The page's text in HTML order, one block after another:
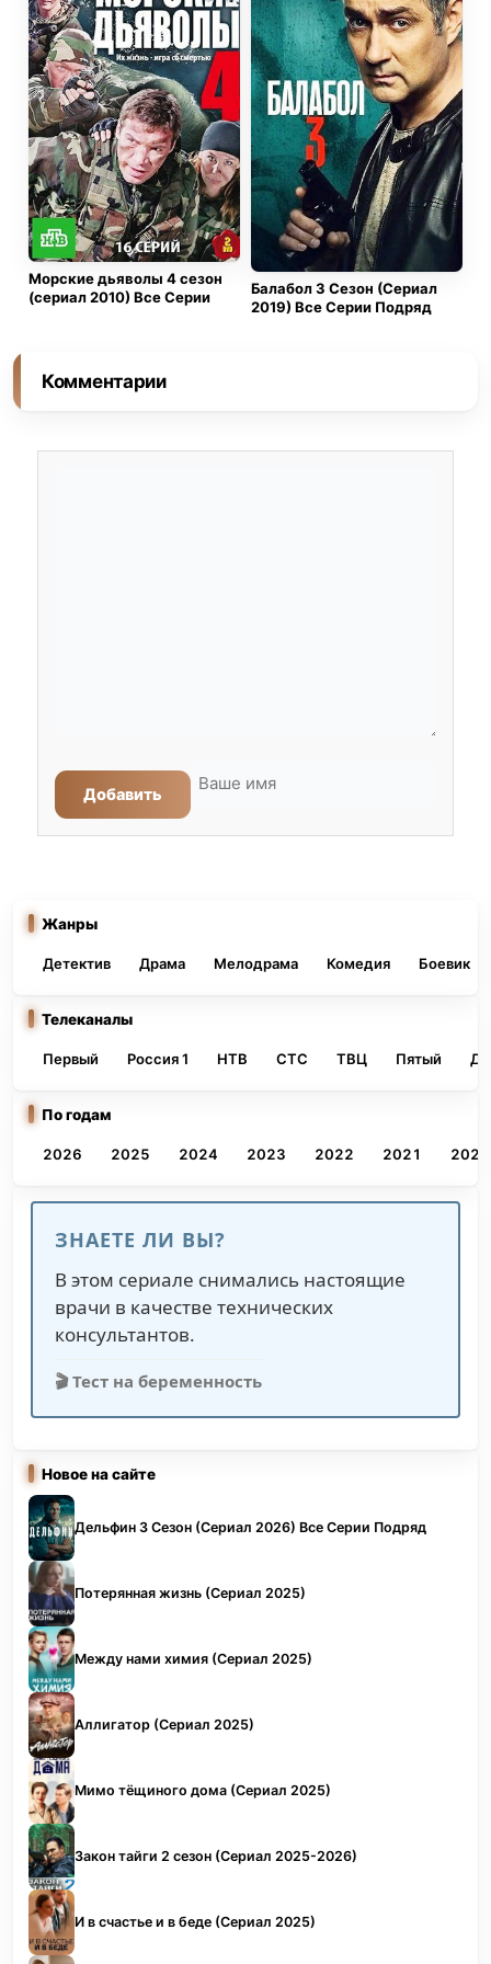
Морские дьяволы 4 сезон
(сериал 2010) Все Серии
Балабол 3 Сезон (Сериал
2019) Все Серии Подряд
Комментарии
Добавить
Жанры
Детектив Драма Мелодрама Комедия Боевик
Телеканалы
Первый Россия 1 НТВ СТС ТВЦ Пятый
По годам
2026 2025 2024 2023 2022 2021 2020
ЗНАЕТЕ ЛИ ВЫ?
В этом сериале снимались настоящие
врачи в качестве технических
консультантов.
🎬 Тест на беременность
Новое на сайте
Дельфин 3 Сезон (Сериал 2026) Все Серии Подряд
Потерянная жизнь (Сериал 2025)
Между нами химия (Сериал 2025)
Аллигатор (Сериал 2025)
Мимо тёщиного дома (Сериал 2025)
Закон тайги 2 сезон (Сериал 2025-2026)
И в счастье и в беде (Сериал 2025)